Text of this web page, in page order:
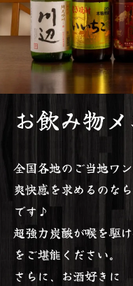
お飲み物
全国各地のご当地ワ
爽快感を求めるのな
です♪
超強力炭酸が喉を駆
をご堪能ください。
さらに、お酒好きに